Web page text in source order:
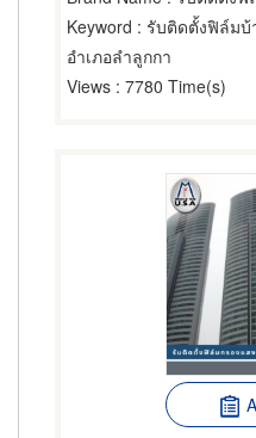
Keyword : รับติดตั้งฟิล์ม
อำเภอลำลูกกา
Views : 7780 Time(s)